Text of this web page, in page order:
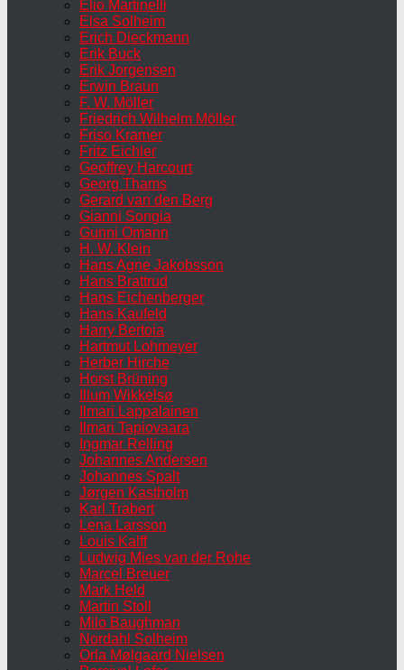
Elio Martinelli
Elsa Solheim
Erich Dieckmann
Erik Buck
Erik Jorgensen
Erwin Braun
F. W. Möller
Friedrich Wilhelm Möller
Friso Kramer
Fritz Eichler
Geoffrey Harcourt
Georg Thams
Gerard van den Berg
Gianni Songia
Gunni Omann
H. W. Klein
Hans Agne Jakobsson
Hans Brattrud
Hans Eichenberger
Hans Kaufeld
Harry Bertoia
Hartmut Lohmeyer
Herber Hirche
Horst Brüning
Illum Wikkelsø
Ilmari Lappalainen
Ilmari Tapiovaara
Ingmar Relling
Johannes Andersen
Johannes Spalt
Jørgen Kastholm
Karl Trabert
Lena Larsson
Louis Kalff
Ludwig Mies van der Rohe
Marcel Breuer
Mark Held
Martin Stoll
Milo Baughman
Nordahl Solheim
Orla Mølgaard Nielsen